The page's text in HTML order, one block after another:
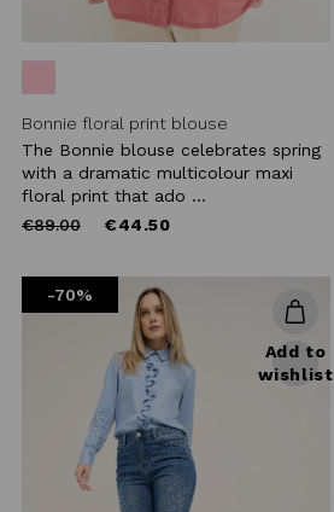
Bonnie floral print blouse
The Bonnie blouse celebrates spring
with a dramatic multicolour maxi
floral print that ado ...
Price
€89.00to €44.50
-70%
Add to
wishlist